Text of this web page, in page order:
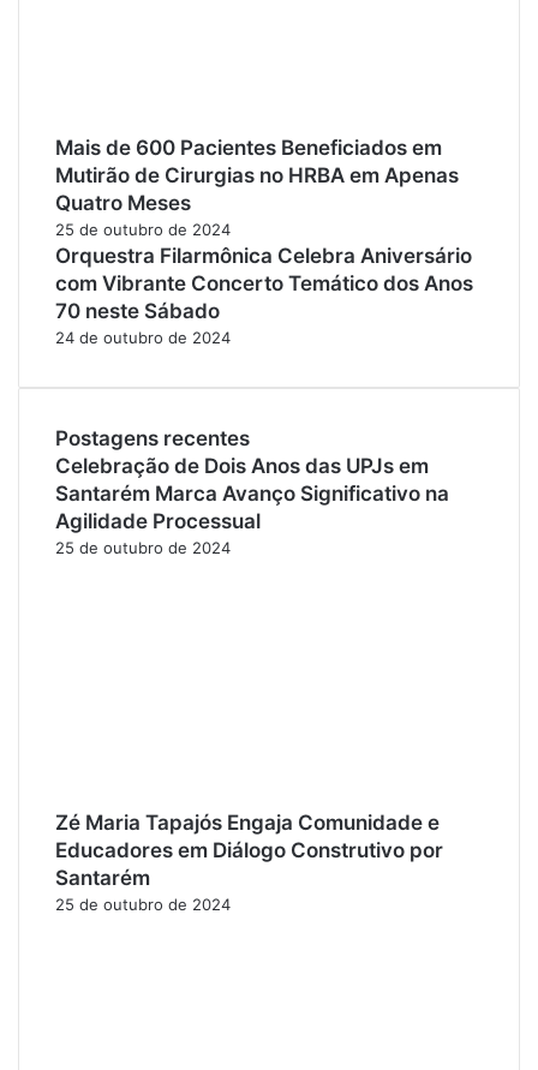
Mais de 600 Pacientes Beneficiados em
Mutirão de Cirurgias no HRBA em Apenas
Quatro Meses
25 de outubro de 2024
Orquestra Filarmônica Celebra Aniversário
com Vibrante Concerto Temático dos Anos
70 neste Sábado
24 de outubro de 2024
Postagens recentes
Celebração de Dois Anos das UPJs em
Santarém Marca Avanço Significativo na
Agilidade Processual
25 de outubro de 2024
Zé Maria Tapajós Engaja Comunidade e
Educadores em Diálogo Construtivo por
Santarém
25 de outubro de 2024